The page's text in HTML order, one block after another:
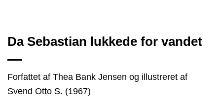
Da Sebastian lukkede for vandet
Forfattet af Thea Bank Jensen og illustreret af
Svend Otto S. (1967)